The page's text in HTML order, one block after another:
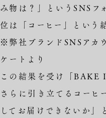
み物は？」というSNSフ
位は「コーヒー」という
※弊社ブランドSNSアカ
ケートより
この結果を受け「
さらに引き立てるコーヒ
してお届けできないか」